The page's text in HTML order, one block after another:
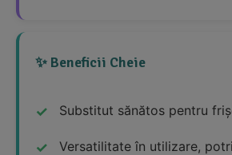
✨ Beneficii Cheie
Substitut sănătos pentru
Versatilitate în utilizare,